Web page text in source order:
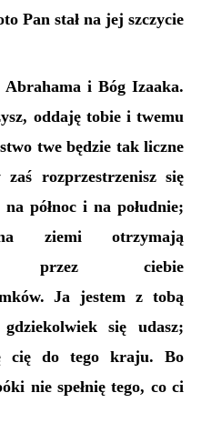
Pan stał na jej szczycie
Abrahama i Bóg Izaaka.
oddaję tobie i twemu
twe będzie tak liczne
rozprzestrzenisz się
północ i na południe;
ziemi otrzymają
przez ciebie
Ja jestem z tobą
się udasz;
cię do tego kraju. Bo
nie spełnię tego, co ci